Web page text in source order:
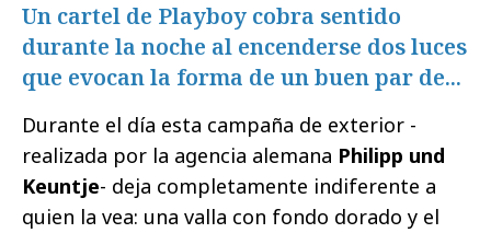
Un cartel de Playboy cobra sentido
durante la noche al encenderse dos luces
que evocan la forma de un buen par de...
Durante el día esta campaña de exterior -
realizada por la agencia alemana Philipp und
Keuntje- deja completamente indiferente a
quien la vea: una valla con fondo dorado y el